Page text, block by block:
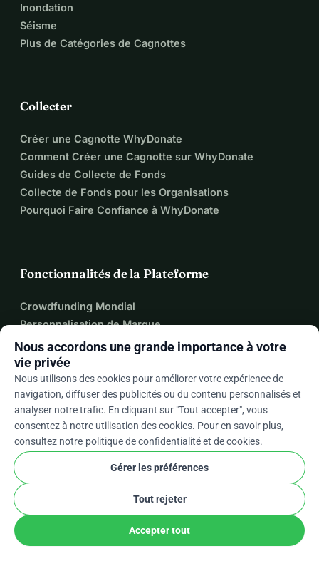
Inondation
Séisme
Plus de Catégories de Cagnottes
Collecter
Créer une Cagnotte WhyDonate
Comment Créer une Cagnotte sur WhyDonate
Guides de Collecte de Fonds
Collecte de Fonds pour les Organisations
Pourquoi Faire Confiance à WhyDonate
Fonctionnalités de la Plateforme
Crowdfunding Mondial
Personnalisation de Marque
Dons Récurrents
QR Code et Demandes de Paiement
Cagnotte en Équipe
Plugin de Formulaire de Don
Intégration Zapier
À propos
À propos de WhyDonate
Frais
Nous accordons une grande importance à votre
vie privée
Nous utilisons des cookies pour améliorer votre expérience de
navigation, diffuser des publicités ou du contenu personnalisés et
analyser notre trafic. En cliquant sur "Tout accepter", vous
consentez à notre utilisation des cookies. Pour en savoir plus,
consultez notre politique de confidentialité et de cookies.
Gérer les préférences
Tout rejeter
Accepter tout